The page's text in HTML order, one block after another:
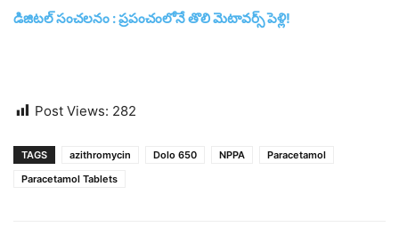
డిజిటల్‌ సంచలనం : ప్రపంచంలోనే తొలి మెటావర్స్‌ పెళ్లి!
Post Views: 282
TAGS azithromycin Dolo 650 NPPA
Paracetamol
Paracetamol Tablets